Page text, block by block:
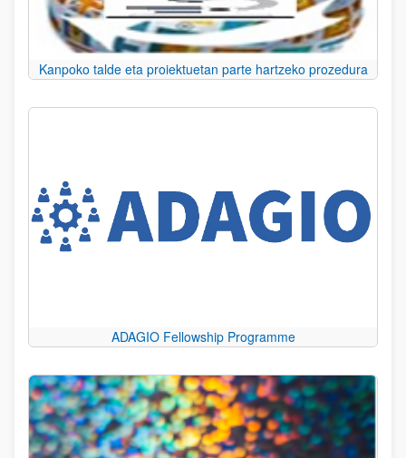
Kanpoko talde eta proiektuetan parte hartzeko prozedura
ADAGIO Fellowship Programme